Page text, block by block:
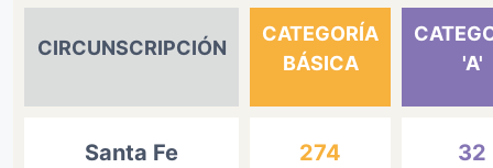
CIRCUNSCRIPCIÓN
CATEGORÍA
BÁSICA
'A'
Santa Fe 274 32